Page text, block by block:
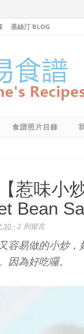
基絲汀 BLOG
食譜照片目錄
惹味小
Bean
· 2 則留言
容易做的小炒
因為好吃囉。